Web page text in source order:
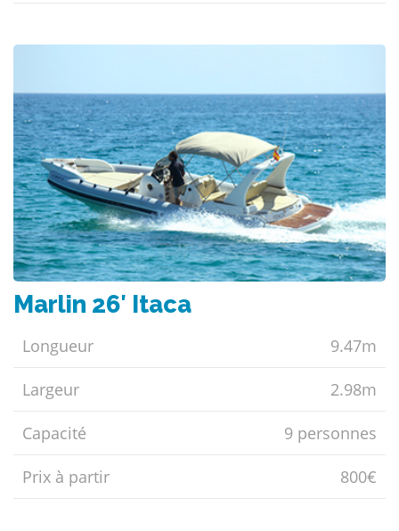
Marlin 26′ Itaca
Longueur 9.47m
Largeur 2.98m
Capacité 9 personnes
Prix ​​à partir 800€